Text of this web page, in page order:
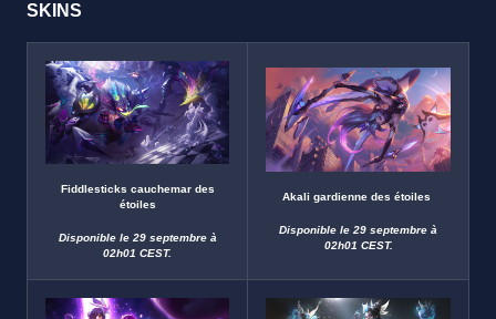
SKINS
Fiddlesticks cauchemar des
étoiles
Disponible le 29 septembre à
02h01 CEST.
Akali gardienne des étoiles
Disponible le 29 septembre à
02h01 CEST.